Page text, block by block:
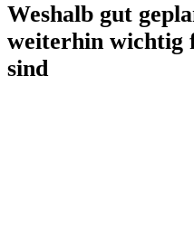
Weshalb gut
weiterhin wichtig
sind